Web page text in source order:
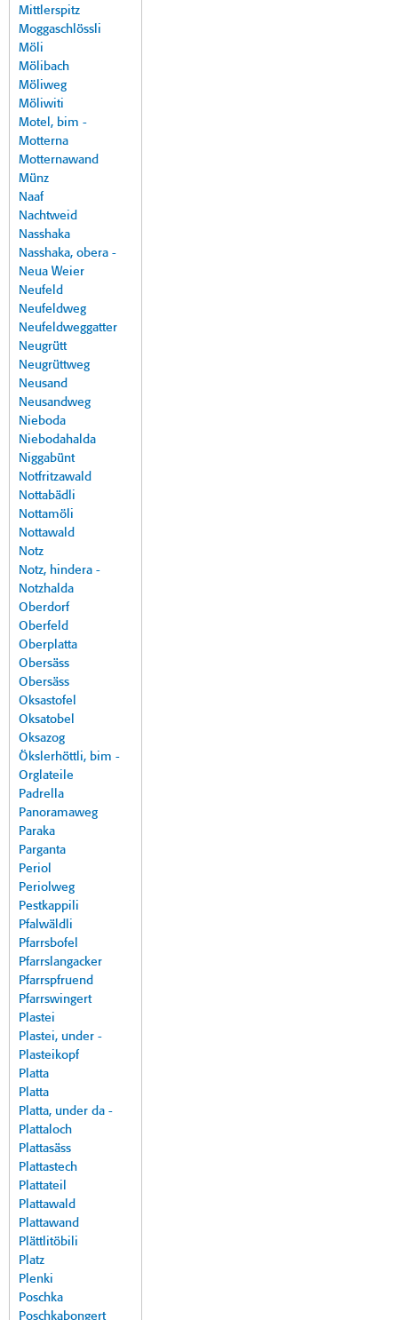
Mittlerspitz
Moggaschlössli
Möli
Mölibach
Möliweg
Möliwiti
Motel, bim -
Motterna
Motternawand
Münz
Naaf
Nachtweid
Nasshaka
Nasshaka, obera -
Neua Weier
Neufeld
Neufeldweg
Neufeldweggatter
Neugrütt
Neugrüttweg
Neusand
Neusandweg
Nieboda
Niebodahalda
Niggabünt
Notfritzawald
Nottabädli
Nottamöli
Nottawald
Notz
Notz, hindera -
Notzhalda
Oberdorf
Oberfeld
Oberplatta
Obersäss
Obersäss
Oksastofel
Oksatobel
Oksazog
Ökslerhöttli, bim -
Orglateile
Padrella
Panoramaweg
Paraka
Parganta
Periol
Periolweg
Pestkappili
Pfalwäldli
Pfarrsbofel
Pfarrslangacker
Pfarrspfruend
Pfarrswingert
Plastei
Plastei, under -
Plasteikopf
Platta
Platta
Platta, under da -
Plattaloch
Plattasäss
Plattastech
Plattateil
Plattawald
Plattawand
Plättlitöbili
Platz
Plenki
Poschka
Poschkabongert